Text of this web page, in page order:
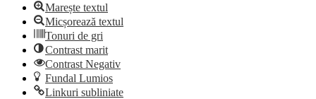
Marește textul
Micșorează textul
Tonuri de gri
Contrast marit
Contrast Negativ
Fundal Lumios
Linkuri subliniate